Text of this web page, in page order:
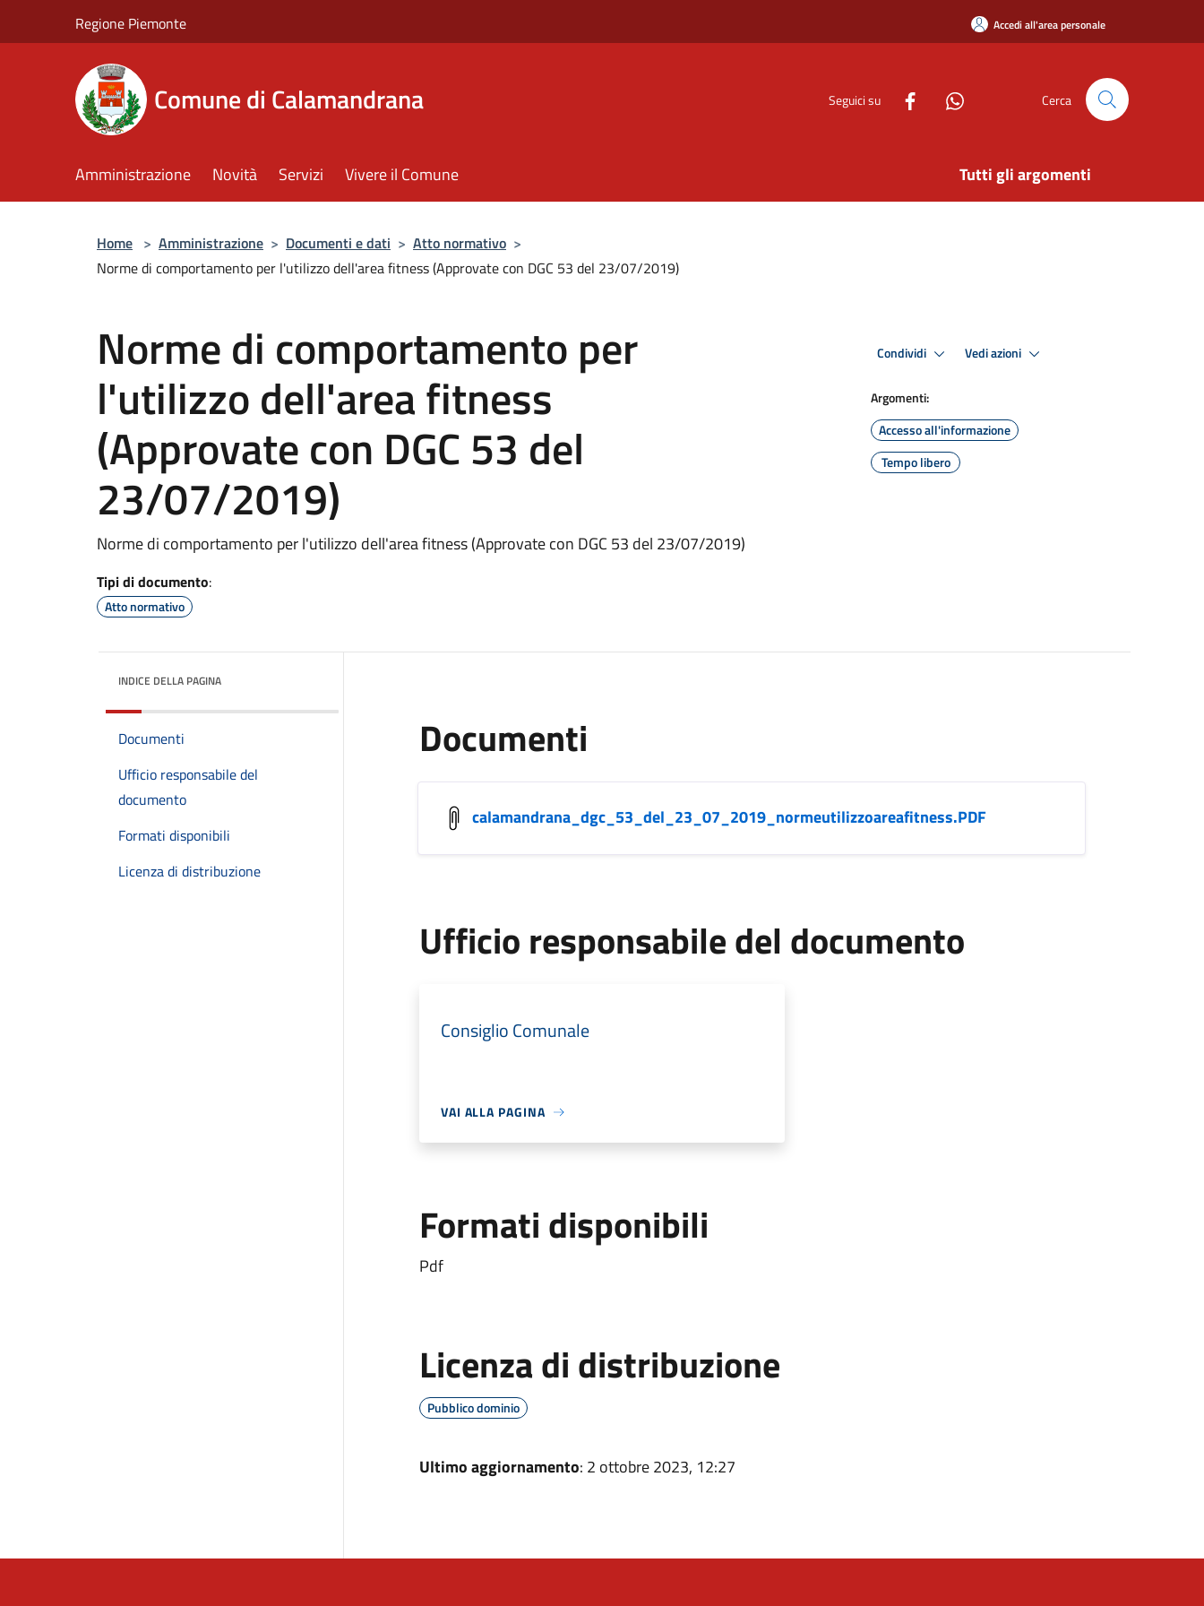
Regione Piemonte Accedi all'area personale
Comune di Calamandrana Seguici su Cerca
Amministrazione Novità Servizi Vivere il Comune Tutti gli argomenti
Home > Amministrazione > Documenti e dati > Atto normativo >
Norme di comportamento per l'utilizzo dell'area fitness (Approvate con DGC 53 del 23/07/2019)
Norme di comportamento per
l'utilizzo dell'area fitness
(Approvate con DGC 53 del
23/07/2019)
Norme di comportamento per l'utilizzo dell'area fitness (Approvate con DGC 53 del 23/07/2019)
Tipi di documento:
Atto normativo
Condividi Vedi azioni
Argomenti:
Accesso all'informazione
Tempo libero
INDICE DELLA PAGINA
Documenti
Ufficio responsabile del
documento
Formati disponibili
Licenza di distribuzione
Documenti
calamandrana_dgc_53_del_23_07_2019_normeutilizzoareafitness.PDF
Ufficio responsabile del documento
Consiglio Comunale
VAI ALLA PAGINA
Formati disponibili
Pdf
Licenza di distribuzione
Pubblico dominio
Ultimo aggiornamento: 2 ottobre 2023, 12:27